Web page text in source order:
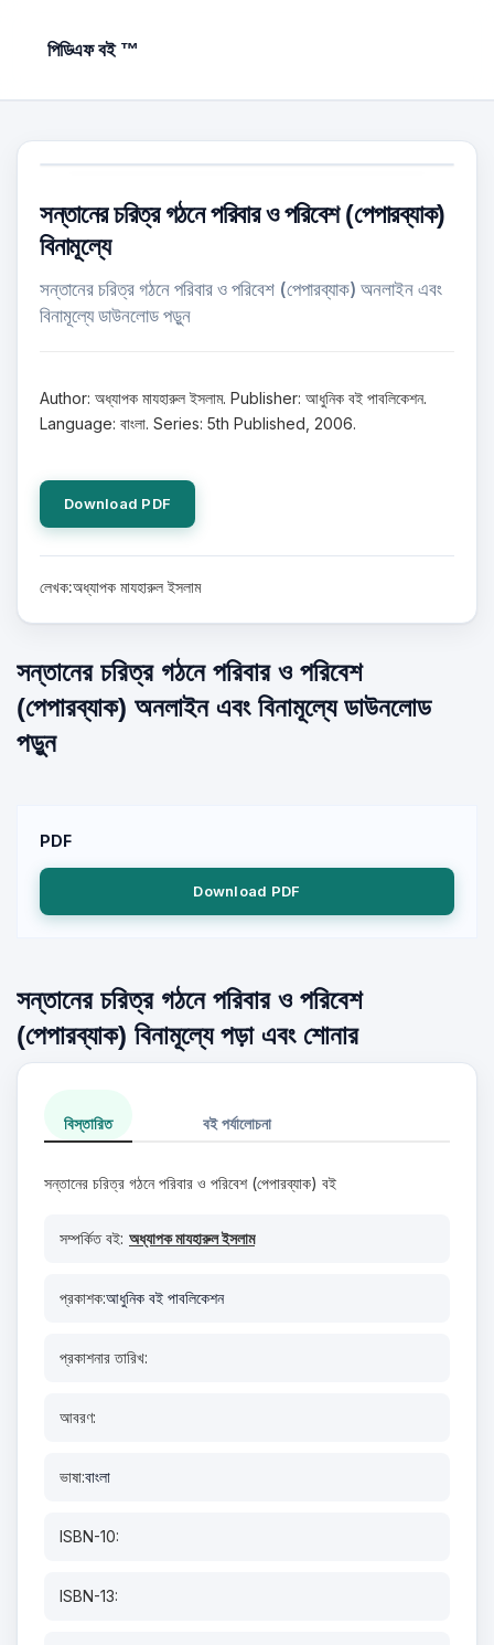
পিডিএফ বই ™
সন্তানের চরিত্র গঠনে পরিবার ও পরিবেশ (পেপারব্যাক)
বিনামূল্যে
সন্তানের চরিত্র গঠনে পরিবার ও পরিবেশ (পেপারব্যাক) অনলাইন এবং
বিনামূল্যে ডাউনলোড পড়ুন
Author: অধ্যাপক মাযহারুল ইসলাম. Publisher: আধুনিক বই পাবলিকেশন.
Language: বাংলা. Series: 5th Published, 2006.
Download PDF
লেখক:অধ্যাপক মাযহারুল ইসলাম
সন্তানের চরিত্র গঠনে পরিবার ও পরিবেশ
(পেপারব্যাক) অনলাইন এবং বিনামূল্যে ডাউনলোড
পড়ুন
PDF
Download PDF
সন্তানের চরিত্র গঠনে পরিবার ও পরিবেশ
(পেপারব্যাক) বিনামূল্যে পড়া এবং শোনার
বিস্তারিত বই পর্যালোচনা
সন্তানের চরিত্র গঠনে পরিবার ও পরিবেশ (পেপারব্যাক) বই
সম্পর্কিত বই: অধ্যাপক মাযহারুল ইসলাম
প্রকাশক:আধুনিক বই পাবলিকেশন
প্রকাশনার তারিখ:
আবরণ:
ভাষা:বাংলা
ISBN-10:
ISBN-13: